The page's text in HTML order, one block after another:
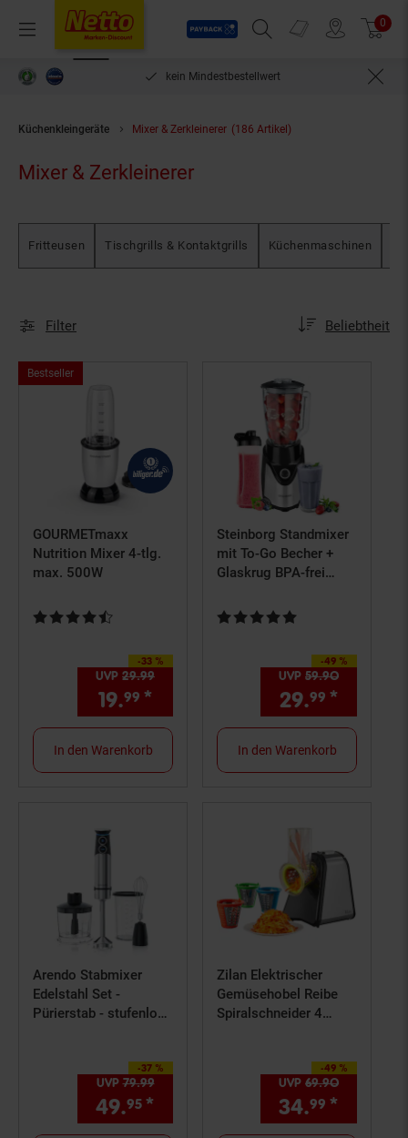
Menü
Payback
Suchfeld einblenden
Prospekte 0
kein Mindestbestellwert
Küchenkleingeräte Mixer & Zerkleinerer (186 Artikel)
Mixer & Zerkleinerer
Fritteusen Tischgrills & Kontaktgrills Küchenmaschinen
Filter Sortierung:
Beliebtheit
GOURMETmaxx
Nutrition Mixer 4-tlg.
max. 500W
Kundenbewertung: 4,6 von 5 Sternen
-33 %
Sie Sparen 33 Prozent,
UVP 29.99
19.99 * Aktueller Preis: 19, 99
BestsellerBestseller,
Kategorie
In den Warenkorb
Steinborg Standmixer
mit To-Go Becher +
Glaskrug BPA-frei
Kundenbewertung: 4,8 von 5
-49 %
Sie Sparen 49 Prozent,
UVP 59.90
29.99 *
In den Warenkorb
Arendo Stabmixer
Edelstahl Set -
Pürierstab - stufenlose
-37 %
Sie Sparen 37 Prozent,
UVP79.99UVP : 79,
49.95 * Aktueller Preis: 49,
Zilan Elektrischer
Gemüsehobel Reibe
Spiralschneider 4
-49 %
Sie Sparen 49 Prozent,
UVP 69.90
34.99 *